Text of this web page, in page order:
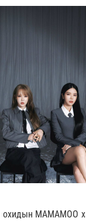
MAMAMOO